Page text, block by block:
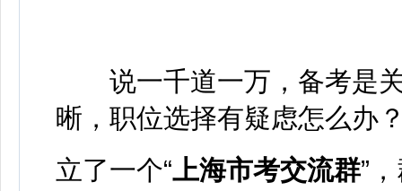
说一千道一万，备考是关
晰，职位选择有疑虑怎么办
立了一个“上海市考交流群”